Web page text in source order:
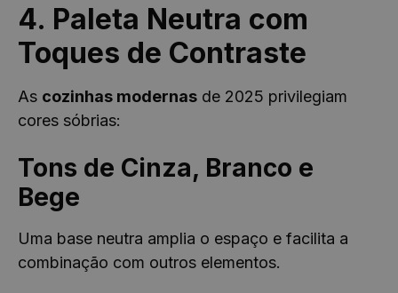
4. Paleta Neutra com
Toques de Contraste
As cozinhas modernas de 2025 privilegiam
cores sóbrias:
Tons de Cinza, Branco e
Bege
Uma base neutra amplia o espaço e facilita a
combinação com outros elementos.